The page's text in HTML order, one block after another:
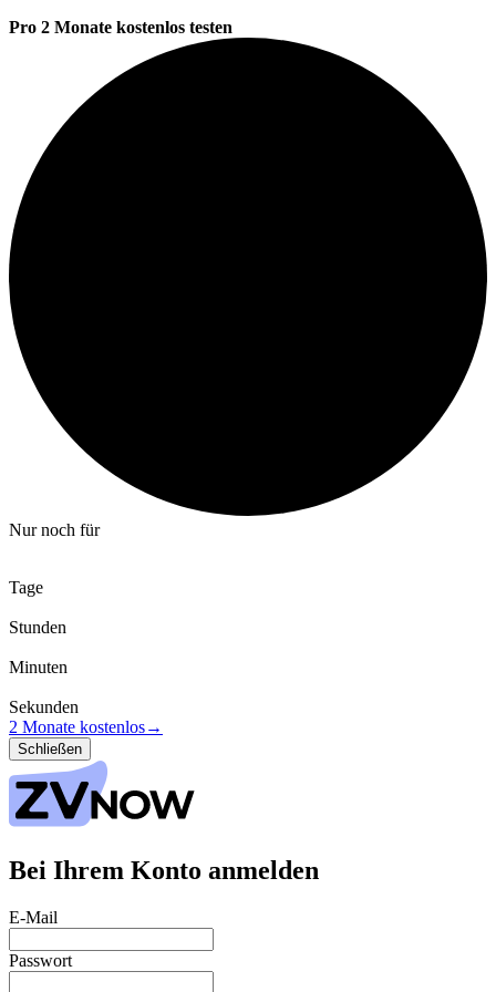
Pro 2 Monate kostenlos testen
Nur noch für
Tage
Stunden
Minuten
Sekunden
2 Monate kostenlos→
Schließen
Bei Ihrem Konto anmelden
E-Mail
Passwort